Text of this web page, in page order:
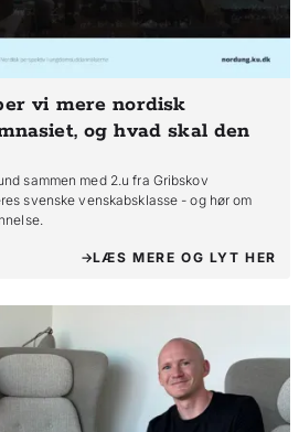
vi mere nordisk
og hvad skal den
sammen med 2.u fra Gribskov
svenske venskabsklasse - og hør om
LÆS MERE OG LYT HER